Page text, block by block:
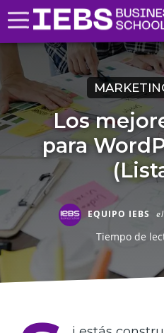
Los
para
EQUIPO IEBS el
Tiempo de